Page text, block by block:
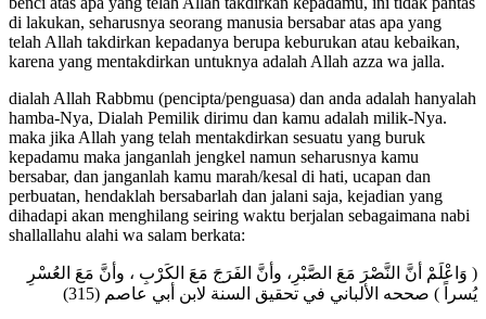
di lakukan, seharusnya seorang manusia bersabar atas apa yang
telah Allah takdirkan kepadanya berupa keburukan atau kebaikan,
karena yang mentakdirkan untuknya adalah Allah azza wa jalla.
dialah Allah Rabbmu (pencipta/penguasa) dan anda adalah hanyalah
hamba-Nya, Dialah Pemilik dirimu dan kamu adalah milik-Nya.
maka jika Allah yang telah mentakdirkan sesuatu yang buruk
kepadamu maka janganlah jengkel namun seharusnya kamu
bersabar, dan janganlah kamu marah/kesal di hati, ucapan dan
perbuatan, hendaklah bersabarlah dan jalani saja, kejadian yang
dihadapi akan menghilang seiring waktu berjalan sebagaimana nabi
shallallahu alahi wa salam berkata:
( وَاعْلَمْ أنَّ النَّصْرَ مَعَ الصَّبْرِ، وأنَّ الفَرَجَ مَعَ الكَرْبِ ، وأنَّ مَعَ العُسْرِ
يُسراً ) صححه الألباني في تحقيق السنة لابن أبي عاصم (315)